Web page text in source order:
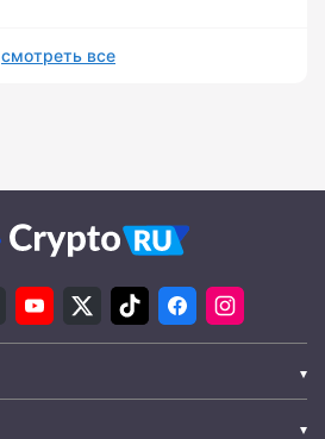
смотреть все